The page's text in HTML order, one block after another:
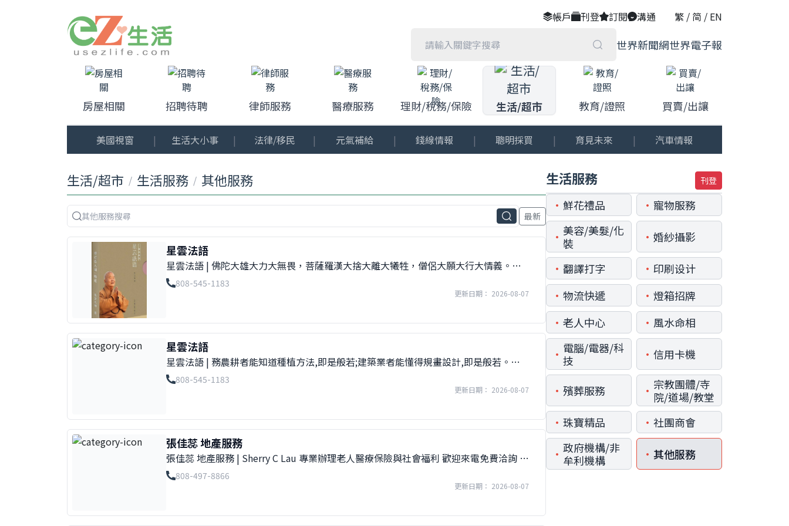
帳戶 刊登 訂閱 溝通 繁 / 简 / EN
世界新聞網世界電子報
房屋相關 招聘待聘 律師服務 醫療服務 理財/稅務/保險 生活/超市 教育/證照 買賣/出讓
美國視窗 | 生活大小事 | 法律/移民 | 元氣補給 | 錢線情報 | 聰明採買 | 育見未來 | 汽車情報
生活/超市 / 生活服務 / 其他服務
最新
星雲法語
星雲法語 | 佛陀大雄大力大無畏，菩薩羅漢大捨大離大犧牲，僧侶大願大行大情義。夏
威夷佛光山 FGS Hawaii 222 Queen St., Honolulu, HI 96813 (808) 545-1183Master
Hsing Yun&apos;s Dharma WordsThe Arhat is selfless and self-sacrificing. The
808-545-1183
更新日期： 2026-08-07
星雲法語
星雲法語 | 務農耕者能知道種植方法,即是般若;建築業者能懂得規畫設計,即是般若。夏
威夷佛光山 FGS Hawaii 222 Queen St., Honolulu, HI 96813 (808) 545-1183Master
Hsing Yun's Dharma WordsWhen farmers reap great harvest, it is prajna. When
808-545-1183
更新日期： 2026-08-07
張佳蕊 地產服務
張佳蕊 地產服務 | Sherry C Lau 專業辦理老人醫療保險與社會福利 歡迎來電免費洽詢 手
機:808-497-8866 電郵: slau@fbihi.com1311 Kapiolani Blvd., #504, Honolulu, HI
808-497-8866
更新日期： 2026-08-07
生活服務 刊登
• 鮮花禮品 • 寵物服務
• 美容/美髮/化
裝
• 婚紗攝影
• 翻譯打字 • 印刷设计
• 物流快遞 • 燈箱招牌
• 老人中心 • 風水命相
• 電腦/電器/科
技
• 信用卡機
• 殯葬服務 • 宗教團體/寺
院/道場/教堂
• 珠寶精品 • 社團商會
• 政府機構/非
牟利機構
• 其他服務